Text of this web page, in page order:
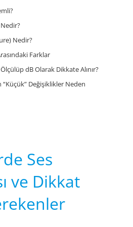
Nedir?
Farklar
dB Olarak Dikkate Alınır?
“Küçük” Değişiklikler Neden
Ses
ve Dikkat